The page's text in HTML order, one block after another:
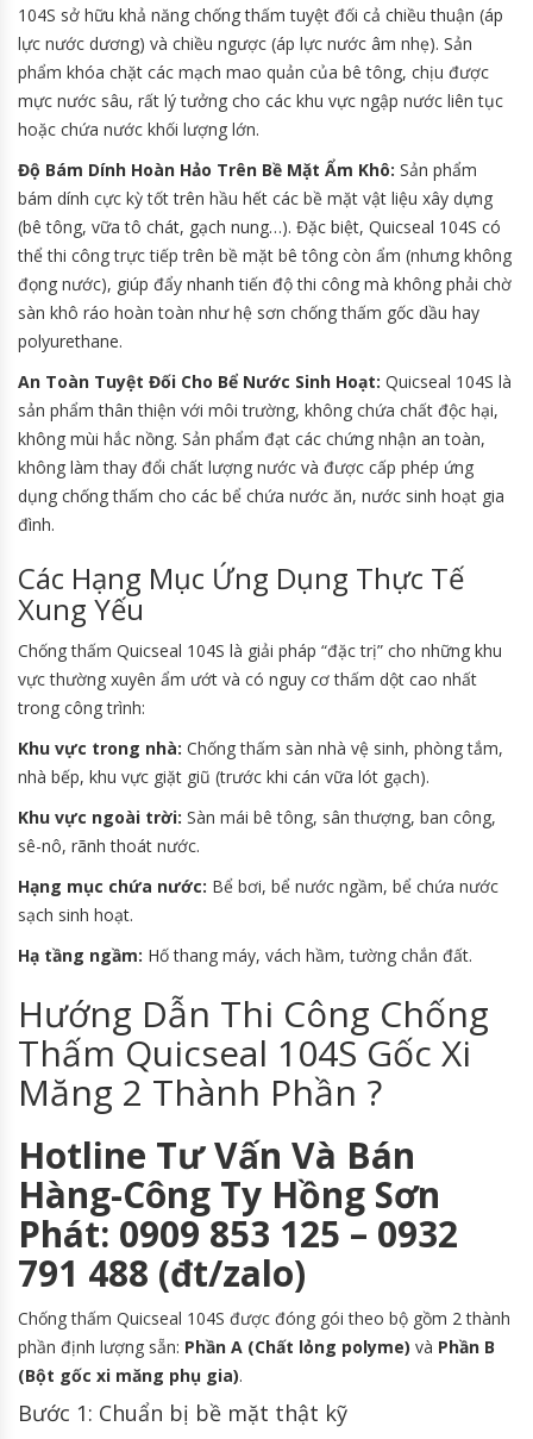
104S sở hữu khả năng chống thấm tuyệt đối cả chiều thuận (áp
lực nước dương) và chiều ngược (áp lực nước âm nhẹ). Sản
phẩm khóa chặt các mạch mao quản của bê tông, chịu được
mực nước sâu, rất lý tưởng cho các khu vực ngập nước liên tục
hoặc chứa nước khối lượng lớn.
Độ Bám Dính Hoàn Hảo Trên Bề Mặt Ẩm Khô: Sản phẩm
bám dính cực kỳ tốt trên hầu hết các bề mặt vật liệu xây dựng
(bê tông, vữa tô chát, gạch nung…). Đặc biệt, Quicseal 104S có
thể thi công trực tiếp trên bề mặt bê tông còn ẩm (nhưng không
đọng nước), giúp đẩy nhanh tiến độ thi công mà không phải chờ
sàn khô ráo hoàn toàn như hệ sơn chống thấm gốc dầu hay
polyurethane.
An Toàn Tuyệt Đối Cho Bể Nước Sinh Hoạt: Quicseal 104S là
sản phẩm thân thiện với môi trường, không chứa chất độc hại,
không mùi hắc nồng. Sản phẩm đạt các chứng nhận an toàn,
không làm thay đổi chất lượng nước và được cấp phép ứng
dụng chống thấm cho các bể chứa nước ăn, nước sinh hoạt gia
đình.
Các Hạng Mục Ứng Dụng Thực Tế
Xung Yếu
Chống thấm Quicseal 104S là giải pháp “đặc trị” cho những khu
vực thường xuyên ẩm ướt và có nguy cơ thấm dột cao nhất
trong công trình:
Khu vực trong nhà: Chống thấm sàn nhà vệ sinh, phòng tắm,
nhà bếp, khu vực giặt giũ (trước khi cán vữa lót gạch).
Khu vực ngoài trời: Sàn mái bê tông, sân thượng, ban công,
sê-nô, rãnh thoát nước.
Hạng mục chứa nước: Bể bơi, bể nước ngầm, bể chứa nước
sạch sinh hoạt.
Hạ tầng ngầm: Hố thang máy, vách hầm, tường chắn đất.
Hướng Dẫn Thi Công Chống
Thấm Quicseal 104S Gốc Xi
Măng 2 Thành Phần ?
Hotline Tư Vấn Và Bán
Hàng-Công Ty Hồng Sơn
Phát: 0909 853 125 – 0932
791 488 (đt/zalo)
Chống thấm Quicseal 104S được đóng gói theo bộ gồm 2 thành
phần định lượng sẵn: Phần A (Chất lỏng polyme) và Phần B
(Bột gốc xi măng phụ gia).
Bước 1: Chuẩn bị bề mặt thật kỹ